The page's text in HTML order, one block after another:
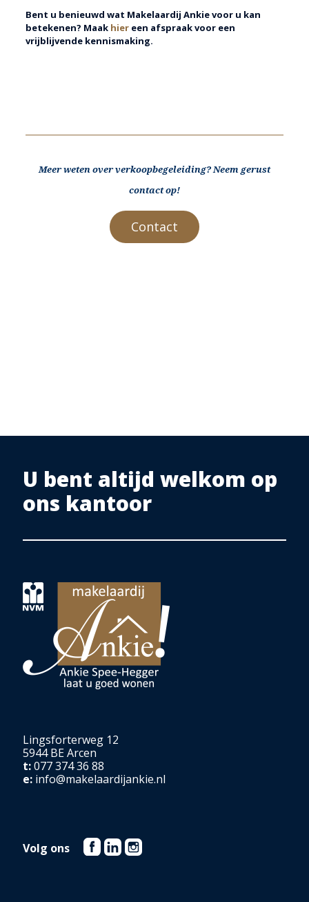
Bent u benieuwd wat Makelaardij Ankie voor u kan
betekenen? Maak hiereen afspraak voor een
vrijblijvende kennismaking.
Meer weten over verkoopbegeleiding? Neem gerust
contact op!
Contact
U bent altijd welkom op
ons kantoor
Lingsforterweg 12
5944 BE Arcen
t:077 374 36 88
e: info@makelaardijankie.nl
Volg ons